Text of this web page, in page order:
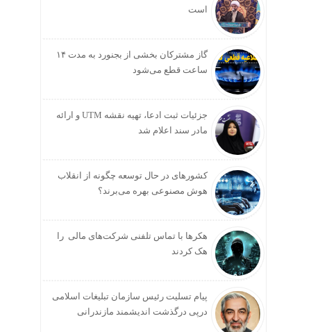
است
گاز مشترکان بخشی از بجنورد به مدت ۱۴
ساعت قطع می‌شود
جزئیات ثبت ادعا، تهیه نقشه UTM و ارائه
مادر سند اعلام شد
کشورهای در حال توسعه چگونه از انقلاب
هوش مصنوعی بهره می‌برند؟
هکرها با تماس تلفنی شرکت‌های مالی را
هک کردند
پیام تسلیت رئیس سازمان تبلیغات اسلامی
درپی درگذشت اندیشمند مازندرانی